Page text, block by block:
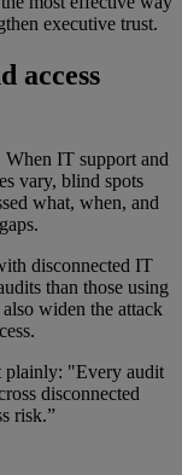
executive trust.
access
When IT support and
vary, blind spots
what, when, and
disconnected IT
than those using
widen the attack
plainly: "Every audit
disconnected
risk.”